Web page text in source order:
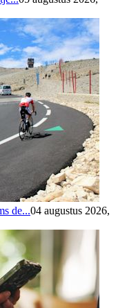
de...04 augustus 2026,